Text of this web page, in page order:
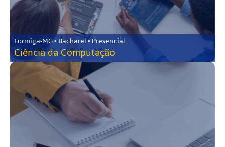
Formiga-MG • Bacharel • Presencial
Ciência da Computação